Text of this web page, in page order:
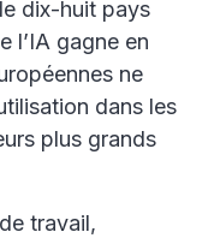
dix-huit pays
l’IA gagne en
ne
dans les
plus grands
travail,